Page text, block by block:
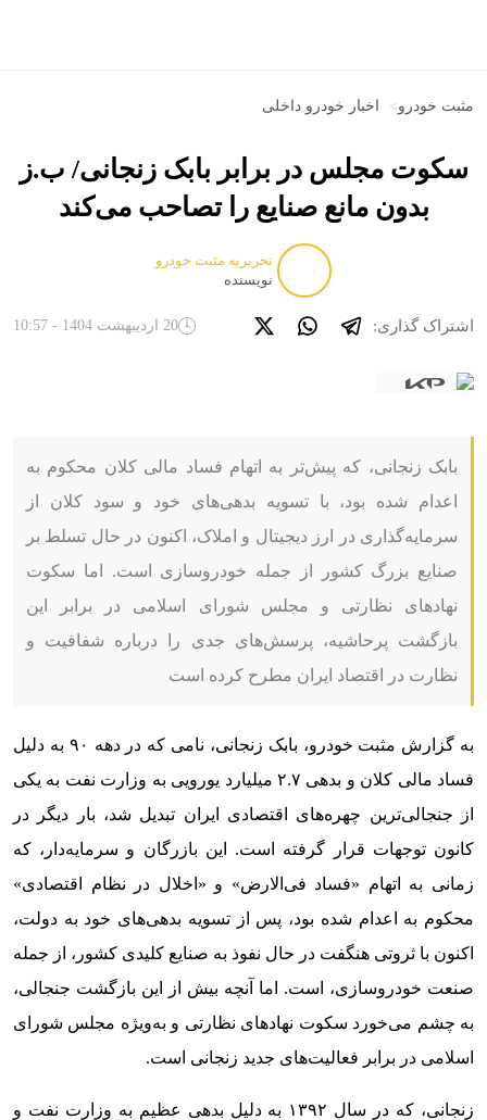
مثبت خودرو> اخبار خودرو داخلی
سکوت مجلس در برابر بابک زنجانی/ ب.ز
بدون مانع صنایع را تصاحب می‌کند
تحریریه مثبت خودرو
نویسنده
اشتراک گذاری: 20 اردیبهشت 1404 - 10:57
بابک زنجانی، که پیش‌تر به اتهام فساد مالی کلان محکوم به
اعدام شده بود، با تسویه بدهی‌های خود و سود کلان از
سرمایه‌گذاری در ارز دیجیتال و املاک، اکنون در حال تسلط بر
صنایع بزرگ کشور از جمله خودروسازی است. اما سکوت
نهادهای نظارتی و مجلس شورای اسلامی در برابر این
بازگشت پرحاشیه، پرسش‌های جدی را درباره شفافیت و
نظارت در اقتصاد ایران مطرح کرده است
به گزارش مثبت خودرو، بابک زنجانی، نامی که در دهه ۹۰ به دلیل
فساد مالی کلان و بدهی ۲.۷ میلیارد یورویی به وزارت نفت به یکی
از جنجالی‌ترین چهره‌های اقتصادی ایران تبدیل شد، بار دیگر در
کانون توجهات قرار گرفته است. این بازرگان و سرمایه‌دار، که
زمانی به اتهام «فساد فی‌الارض» و «اخلال در نظام اقتصادی»
محکوم به اعدام شده بود، پس از تسویه بدهی‌های خود به دولت،
اکنون با ثروتی هنگفت در حال نفوذ به صنایع کلیدی کشور، از جمله
صنعت خودروسازی، است. اما آنچه بیش از این بازگشت جنجالی،
به چشم می‌خورد سکوت نهادهای نظارتی و به‌ویژه مجلس شورای
اسلامی در برابر فعالیت‌های جدید زنجانی است.
زنجانی، که در سال ۱۳۹۲ به دلیل بدهی عظیم به وزارت نفت و